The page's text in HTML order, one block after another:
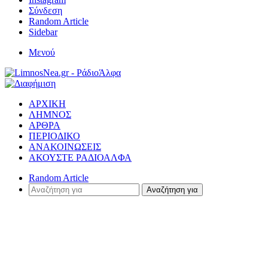
Σύνδεση
Random Article
Sidebar
Μενού
ΑΡΧΙΚΗ
ΛΗΜΝΟΣ
ΑΡΘΡΑ
ΠΕΡΙΟΔΙΚΟ
ΑΝΑΚΟΙΝΩΣΕΙΣ
ΑΚΟΥΣΤΕ ΡΑΔΙΟΑΛΦΑ
Random Article
Αναζήτηση για